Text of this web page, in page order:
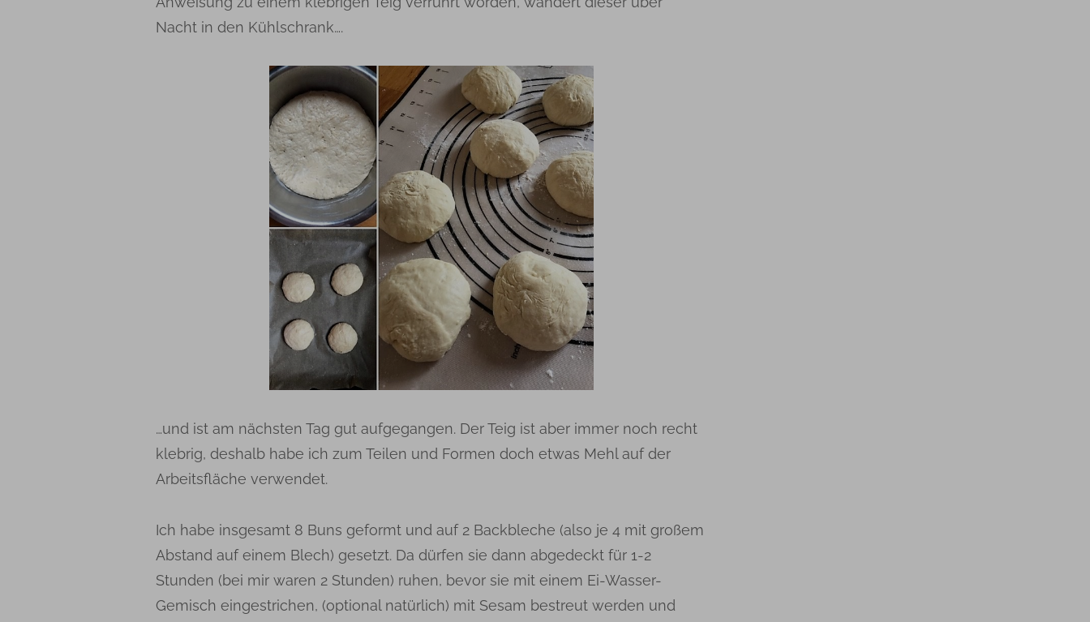
Nacht in den Kühlschrank….
…und ist am nächsten Tag gut aufgegangen. Der Teig ist aber immer noch recht
klebrig, deshalb habe ich zum Teilen und Formen doch etwas Mehl auf der
Arbeitsfläche verwendet.
Ich habe insgesamt 8 Buns geformt und auf 2 Backbleche (also je 4 mit großem
Abstand auf einem Blech) gesetzt. Da dürfen sie dann abgedeckt für 1-2
Stunden (bei mir waren 2 Stunden) ruhen, bevor sie mit einem Ei-Wasser-
Gemisch eingestrichen, (optional natürlich) mit Sesam bestreut werden und